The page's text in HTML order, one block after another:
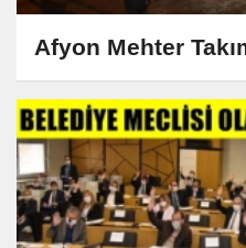
Afyon Mehter